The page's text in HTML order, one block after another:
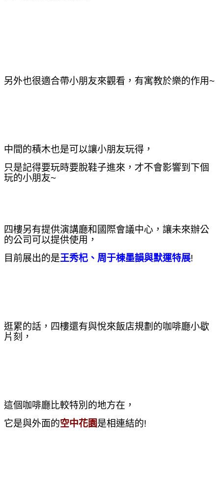
另外也很適合帶小朋友來觀看，有寓教於樂的作用~
中間的積木也是可以讓小朋友玩得，
只是記得要玩時要脫鞋子進來，才不會影響到下個
玩的小朋友~
四樓另有提供演講廳和國際會議中心，讓未來辦公
的公司可以提供使用，
目前展出的是王秀杞、周于棟墨韻與默運特展!
逛累的話，四樓還有與悅來飯店規劃的咖啡廳小歇
片刻，
這個咖啡廳比較特別的地方在，
它是與外面的空中花園是相連結的!